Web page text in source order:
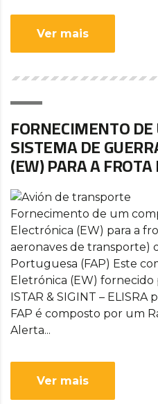
Ver mais
FORNECIMENTO
SISTEMA DE
(EW) PARA A
Fornecimento de um
Electrónica (EW) para a
aeronaves de transporte)
Portuguesa (FAP) Este
Eletrónica (EW) fornecido
ISTAR & SIGINT –
FAP é composto por um
Alerta...
Ver mais